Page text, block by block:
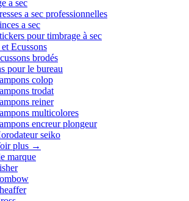
a sec
a sec professionnelles
a sec
pour timbrage à sec
Ecussons
brodés
pour le bureau
colop
trodat
reiner
multicolores
encreur plongeur
seiko
plus →
marque